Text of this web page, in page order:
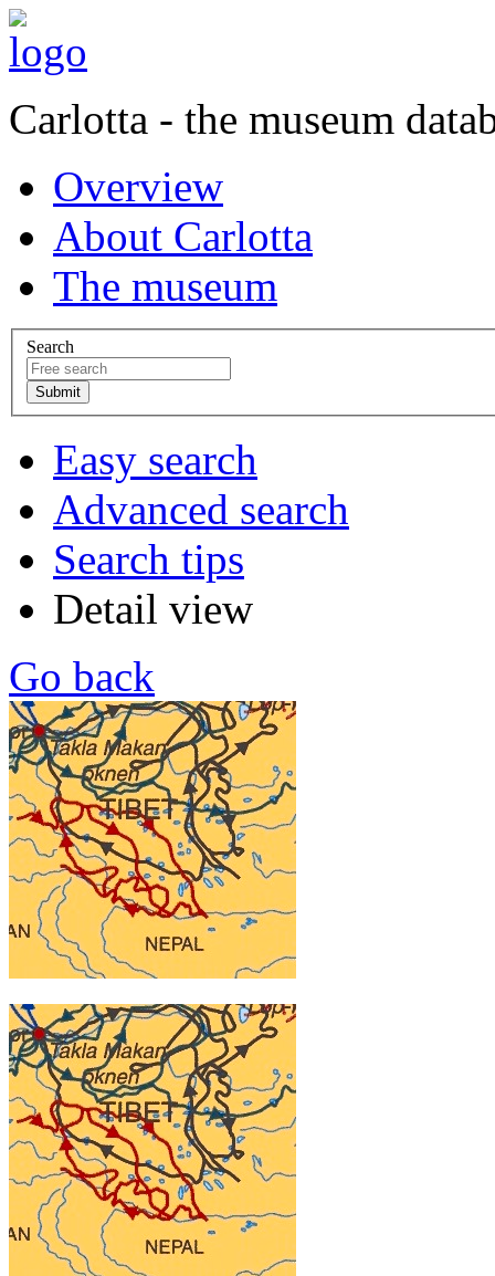
Carlotta - the museum
Overview
About Carlotta
The museum
Search
Easy search
Advanced search
Search tips
Detail view
Go back